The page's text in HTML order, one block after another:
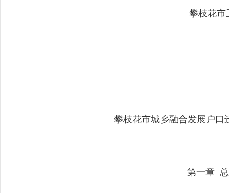
攀枝花市
攀枝花市城乡融合发展户口
第一章